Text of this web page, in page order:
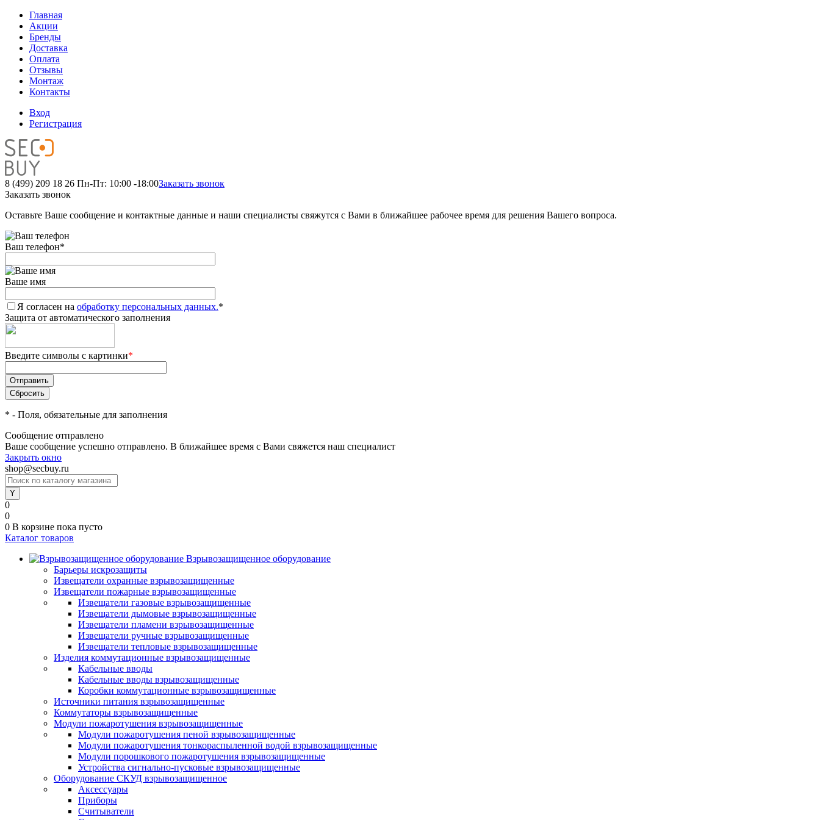
Главная
Акции
Бренды
Доставка
Оплата
Отзывы
Монтаж
Контакты
Вход
Регистрация
8 (499) 209 18 26 Пн-Пт: 10:00 -18:00Заказать звонок
Заказать звонок
Оставьте Ваше сообщение и контактные данные и наши специалисты свяжутся с Вами в ближайшее рабочее время для решения Вашего вопроса.
Ваш телефон*
Ваше имя
Я согласен на обработку персональных данных.*
Защита от автоматического заполнения
Введите символы с картинки*
* - Поля, обязательные для заполнения
Сообщение отправлено
Ваше сообщение успешно отправлено. В ближайшее время с Вами свяжется наш специалист
Закрыть окно
shop@secbuy.ru
0
0
0 В корзине пока пусто
Каталог товаров
Взрывозащищенное оборудование
Барьеры искрозащиты
Извещатели охранные взрывозащищенные
Извещатели пожарные взрывозащищенные
Извещатели газовые взрывозащищенные
Извещатели дымовые взрывозащищенные
Извещатели пламени взрывозащищенные
Извещатели ручные взрывозащищенные
Извещатели тепловые взрывозащищенные
Изделия коммутационные взрывозащищенные
Кабельные вводы
Кабельные вводы взрывозащищенные
Коробки коммутационные взрывозащищенные
Источники питания взрывозащищенные
Коммутаторы взрывозащищенные
Модули пожаротушения взрывозащищенные
Модули пожаротушения пеной взрывозащищенные
Модули пожаротушения тонкораспыленной водой взрывозащищенные
Модули порошкового пожаротушения взрывозащищенные
Устройства сигнально-пусковые взрывозащищенные
Оборудование СКУД взрывозащищенное
Аксессуары
Приборы
Считыватели